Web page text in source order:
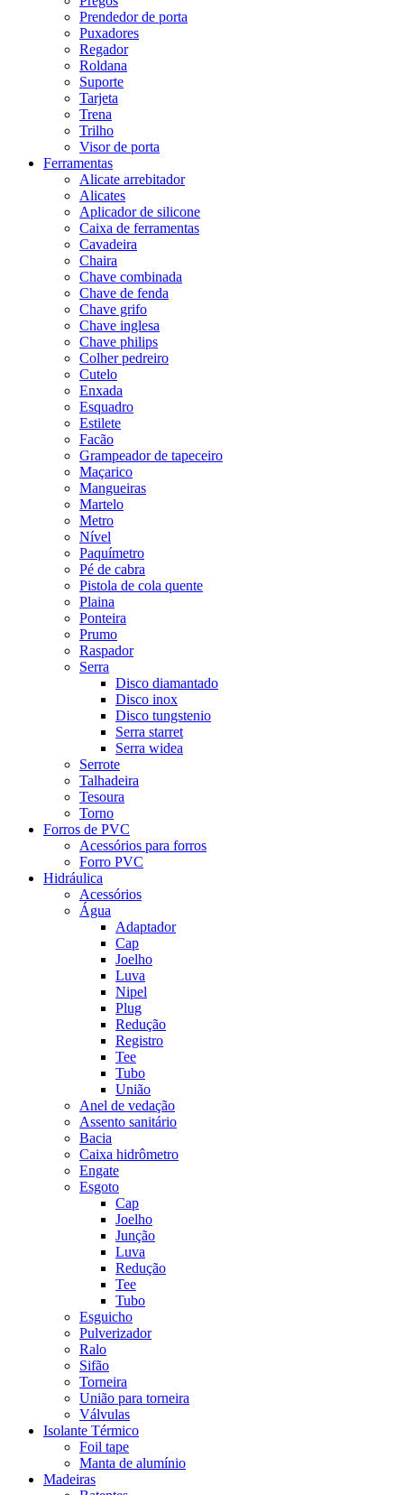
Prendedor de porta
Puxadores
Regador
Roldana
Suporte
Tarjeta
Trena
Trilho
Visor de porta
Ferramentas
Alicate arrebitador
Alicates
Aplicador de silicone
Caixa de ferramentas
Cavadeira
Chaira
Chave combinada
Chave de fenda
Chave grifo
Chave inglesa
Chave philips
Colher pedreiro
Cutelo
Enxada
Esquadro
Estilete
Facão
Grampeador de tapeceiro
Maçarico
Mangueiras
Martelo
Metro
Nível
Paquímetro
Pé de cabra
Pistola de cola quente
Plaina
Ponteira
Prumo
Raspador
Serra
Disco diamantado
Disco inox
Disco tungstenio
Serra starret
Serra widea
Serrote
Talhadeira
Tesoura
Torno
Forros de PVC
Acessórios para forros
Forro PVC
Hidráulica
Acessórios
Água
Adaptador
Cap
Joelho
Luva
Nipel
Plug
Redução
Registro
Tee
Tubo
União
Anel de vedação
Assento sanitário
Bacia
Caixa hidrômetro
Engate
Esgoto
Cap
Joelho
Junção
Luva
Redução
Tee
Tubo
Esguicho
Pulverizador
Ralo
Sifão
Torneira
União para torneira
Válvulas
Isolante Térmico
Foil tape
Manta de alumínio
Madeiras